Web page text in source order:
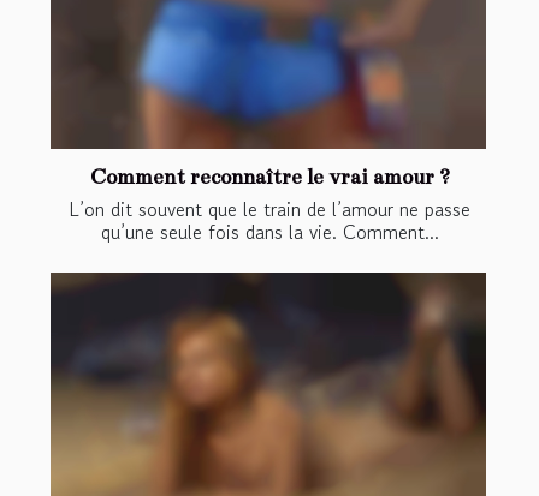
Comment reconnaître le vrai amour ?
L’on dit souvent que le train de l’amour ne passe
qu’une seule fois dans la vie. Comment...